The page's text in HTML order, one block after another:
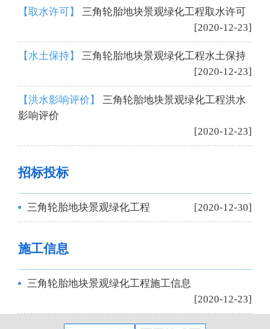
【取水许可】 三角轮胎地块景观绿化工程取水许可
[2020-12-23]
【水土保持】 三角轮胎地块景观绿化工程水土保持
[2020-12-23]
【洪水影响评价】 三角轮胎地块景观绿化工程洪水
影响评价
[2020-12-23]
招标投标
三角轮胎地块景观绿化工程 [2020-12-30]
施工信息
三角轮胎地块景观绿化工程施工信息
[2020-12-23]